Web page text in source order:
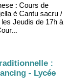
: Cours de
è Cantu sacru /
Jeudis de 17h à
:
- Lycée